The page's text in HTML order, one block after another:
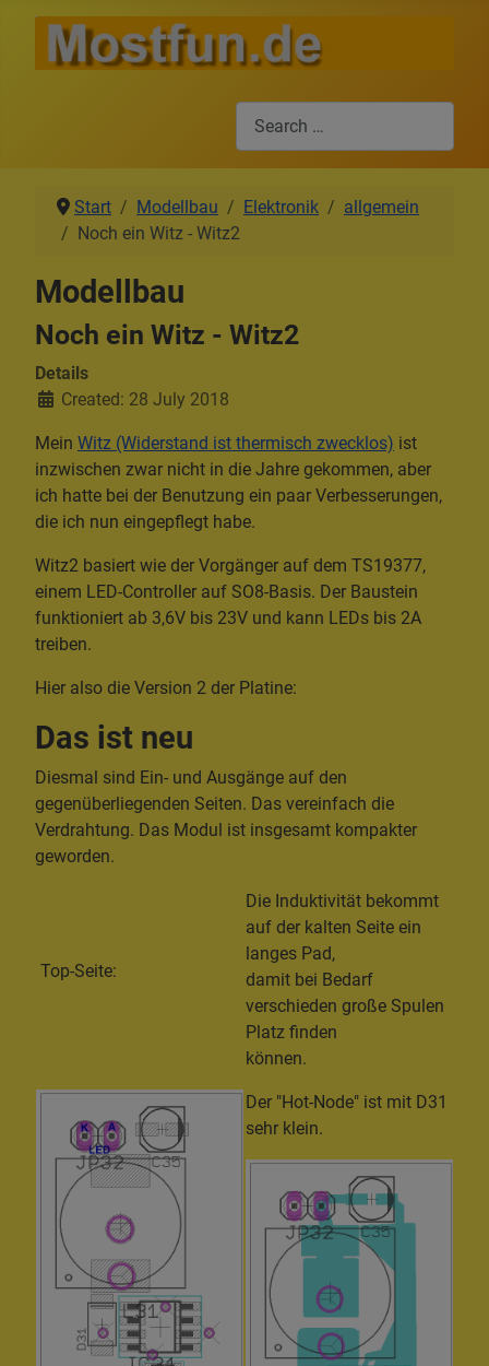
Start Modellbau Elektronik
allgemein
Noch ein Witz - Witz2
Modellbau
Noch ein Witz - Witz2
Details
Created: 28 July 2018
Mein Witz (Widerstand ist thermisch zwecklos) ist
inzwischen zwar nicht in die Jahre gekommen, aber
ich hatte bei der Benutzung ein paar Verbesserungen,
die ich nun eingepflegt habe.
Witz2 basiert wie der Vorgänger auf dem TS19377,
einem LED-Controller auf SO8-Basis. Der Baustein
funktioniert ab 3,6V bis 23V und kann LEDs bis 2A
treiben.
Hier also die Version 2 der Platine:
Das ist neu
Diesmal sind Ein- und Ausgänge auf den
gegenüberliegenden Seiten. Das vereinfach die
Verdrahtung. Das Modul ist insgesamt kompakter
geworden.
Top-Seite:
Die Induktivität bekommt
auf der kalten Seite ein
langes Pad,
damit bei Bedarf
verschieden große Spulen
Platz finden
können.
Der "Hot-Node" ist mit D31
sehr klein.